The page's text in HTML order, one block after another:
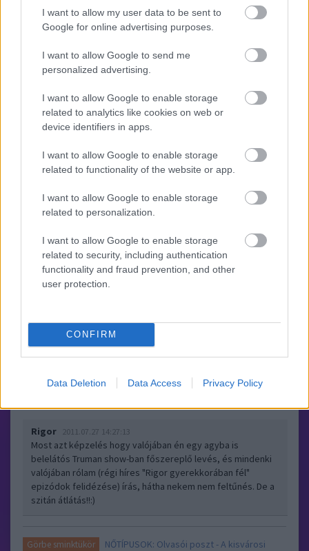
I want to allow my user data to be sent to
Google for online advertising purposes.
I want to allow Google to send me
personalized advertising.
I want to allow Google to enable storage
related to analytics like cookies on web or
device identifiers in apps.
I want to allow Google to enable storage
related to functionality of the website or app.
I want to allow Google to enable storage
related to personalization.
I want to allow Google to enable storage
related to security, including authentication
functionality and fraud prevention, and other
user protection.
CONFIRM
Data Deletion Data Access Privacy Policy
Rigor 2011.08.08 13:41:07
www.youtube.com/watch?v=R89vhiua35A
2009.07.07 11:00:00
Nappal a játszótéren nagy pofának levés, naplemente és
ágybamenés után aggódni kezdés! Tesóval, tesókkal egy
parázás kezdődés!Árnyjátékok! Utcáról beszűrődő fény falon
Rigor 2011.07.27 14:27:13
Most azt képzelés hogy valójában én egy agyba is
belelátós Truman show-ban főszereplő levés, és mindenki
valójában rólam (régi híres "Rigor gyerekkorában fél"
epizódok felidézése) írás, hátha nekem nem feltűnés. De a
szitán átlátás!!:)
Görbe sminktükör
NŐTÍPUSOK: Olvasói poszt - A kisvárosi